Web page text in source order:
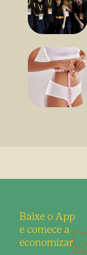
Baixe o App
e comece a
economizar